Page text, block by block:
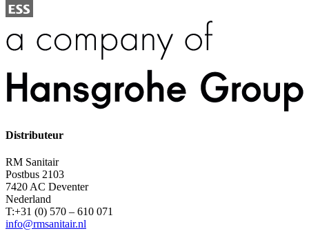
Distributeur
RM Sanitair
Postbus 2103
7420 AC Deventer
Nederland
T:+31 (0) 570 – 610 071
info@rmsanitair.nl